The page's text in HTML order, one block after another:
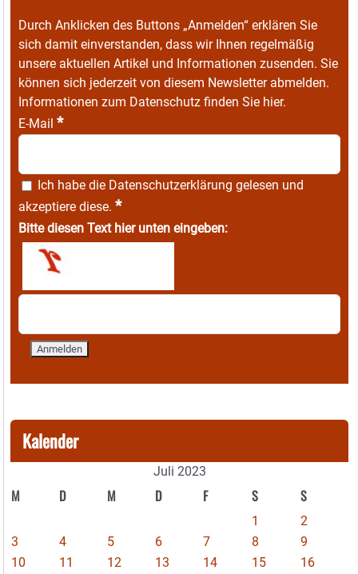
Durch Anklicken des Buttons „Anmelden“ erklären Sie
sich damit einverstanden, dass wir Ihnen regelmäßig
unsere aktuellen Artikel und Informationen zusenden. Sie
können sich jederzeit von diesem Newsletter abmelden.
Informationen zum Datenschutz finden Sie hier.
E-Mail *
Ich habe die Datenschutzerklärung gelesen und
akzeptiere diese. *
Bitte diesen Text hier unten eingeben:
Kalender
Juli 2023
M D M D F S S
1
2
3
4 5 6 7 8
9
10
11 12 13 14 15
16